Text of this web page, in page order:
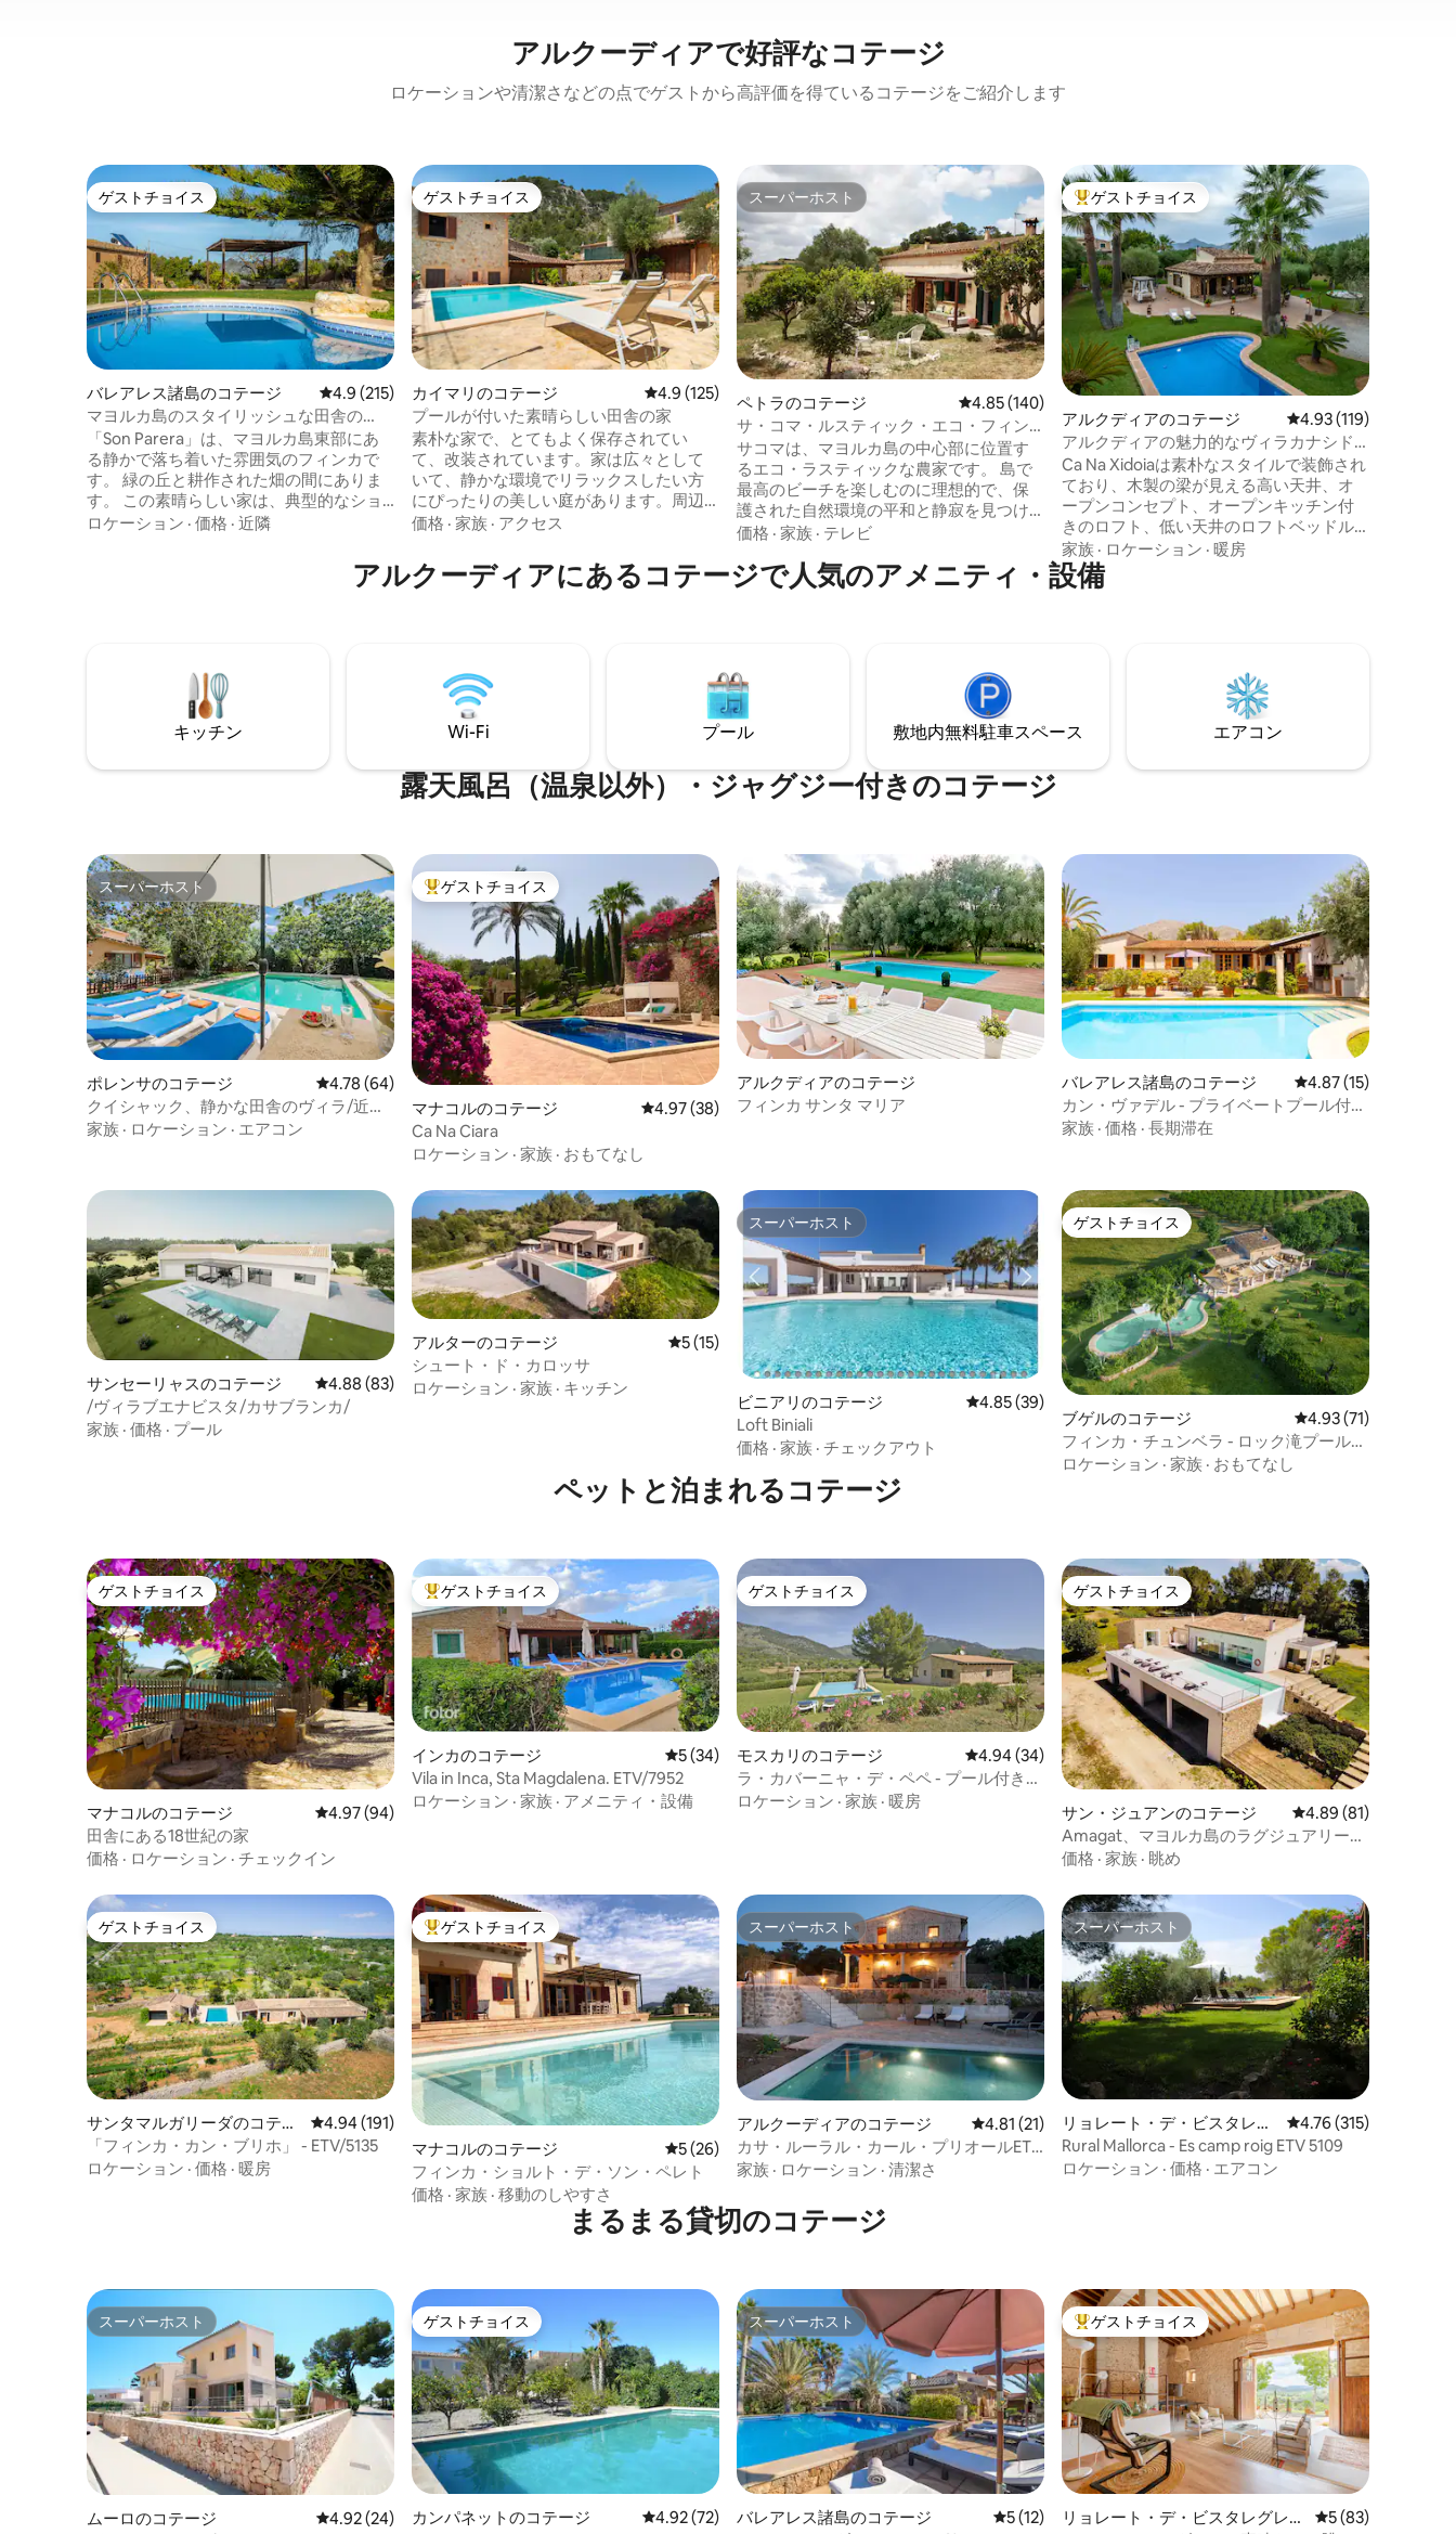
アルクーディアで好評なコテージ
ロケーションや清潔さなどの点でゲストから高評価を得ているコテージをご紹介します
ゲストチョイス
ゲストチョイス
バレアレス諸島のコテージ レビュー215件、5つ星中4.9つ星の平均評価
4.9 (215)
マヨルカ島のスタイリッシュな田舎の
家、Son Parera。
「Son Parera」は、マヨルカ島東部にあ
る静かで落ち着いた雰囲気のフィンカで
す。 緑の丘と耕作された畑の間にありま
す。 この素晴らしい家は、典型的なショ
ップ、レストラン、スーパー、医療セン
ダサル（村）から1.5 kmのところにありま
す。 サコマ、シロット、カラミヨールな
ロケーション · 価格 · 近隣
ゲストチョイス
ゲストチョイス
カイマリのコテージ レビュー125件、5つ星中4.9つ星の平均評価
4.9 (125)
プールが付いた素晴らしい田舎の家
素朴な家で、とてもよく保存されてい
て、改装されています。家は広々として
いて、静かな環境でリラックスしたい方
にぴったりの美しい庭があります。周辺
では多くのスポーツを練習できるため、
す。ソーラーパネルを設置しているので
環境に優しいです。 20分以内にビーチが
す。 .
価格 · 家族 · アクセス
スーパーホスト
スーパーホスト
ペトラのコテージ レビュー140件、5つ星中4.85つ星の平均評価
4.85 (140)
サ・コマ・ルスティック・エコ・フィン
カ
サコマは、マヨルカ島の中心部に位置す
るエコ・ラスティックな農家です。 島で
最高のビーチを楽しむのに理想的で、保
護された自然環境の平和と静寂を見つけ
ることができます。 純粋な田舎、星空の
マヨルカ島の中心部に位置する、孤立し
た素朴なエコファームです。 最高のビー
での夕食をお楽しみいただけます。
価格 · 家族 · テレビ
大好評のゲストチョイスです。
ゲストチョイス
アルクディアのコテージ レビュー119件、5つ
4.93 (119)
アルクディアの魅力的なヴィラカナシド
イア。
Ca Na Xidoiaは素朴なスタイルで装飾され
ており、木製の梁が見える高い天井、オ
ープンコンセプト、オープンキッチン付
きのロフト、低い天井のロフトベッドル
ーム、急な階段が特徴です。個性あふれ
るスタイルでありながら、素晴らしい休
暇をお楽しみいただけるように、あらゆ
家族 · ロケーション · 暖房
アルクーディアにあるコテージで人気のアメニティ・設備
キッチン Wi-Fi プール 敷地内無料駐⁠車ス⁠ペ⁠ー⁠ス エアコン
露天風呂（温泉以外）・ジャグジー付きのコテージ
スーパーホスト
スーパーホスト
ポレンサのコテージ レビュー64件、5つ星中4.78つ星の平均評価
4.78 (64)
クイシャック、静かな田舎のヴィラ/近く
にポレンサがあります
家族 · ロケーション · エアコン
大好評のゲストチョイスです。
ゲストチョイス
マナコルのコテージ レビュー38件、5つ星中4.97つ星の平均評価
4.97 (38)
Ca Na Ciara
ロケーション · 家族 · おもてなし
アルクディアのコテージ
フィンカ サンタ マリア
バレアレス諸島のコテージ レビュー15件、5つ
4.87 (15)
カン・ヴァデル - プライベートプール付き
のポレンサにあるフィンカ
家族 · 価格 · 長期滞在
サンセーリャスのコテージ レビュー83件、5つ星中4.88つ星の平均評価
4.88 (83)
/ヴィラブエナビスタ/カサブランカ/
家族 · 価格 · プール
アルターのコテージ レビュー15件、5つ星中5つ星の平均評価
5 (15)
シュート・ド・カロッサ
ロケーション · 家族 · キッチン
スーパーホスト
スーパーホスト
ビニアリのコテージ レビュー39件、5つ星中4.85つ星の平均評価
4.85 (39)
Loft Biniali
価格 · 家族 · チェックアウト
ゲストチョイス
ゲストチョイス
ブゲルのコテージ レビュー71件、5つ
4.93 (71)
フィンカ・チュンベラ - ロック滝プールの
素朴な家
ロケーション · 家族 · おもてなし
ペットと泊まれるコテージ
ゲストチョイス
ゲストチョイス
マナコルのコテージ レビュー94件、5つ星中4.97つ星の平均評価
4.97 (94)
田舎にある18世紀の家
価格 · ロケーション · チェックイン
大好評のゲストチョイスです。
ゲストチョイス
インカのコテージ レビュー34件、5つ星中5つ星の平均評価
5 (34)
Vila in Inca, Sta Magdalena. ETV/7952
ロケーション · 家族 · アメニティ・設備
ゲストチョイス
ゲストチョイス
モスカリのコテージ レビュー34件、5つ星中4.94つ星の平均評価
4.94 (34)
ラ・カバーニャ・デ・ペペ - プール付きの
居心地の良いカントリーハウス
ロケーション · 家族 · 暖房
ゲストチョイス
ゲストチョイス
サン・ジュアンのコテージ レビュー81件、5つ
4.89 (81)
Amagat、マヨルカ島のラグジュアリーブ
ティックヴィラ
価格 · 家族 · 眺め
ゲストチョイス
ゲストチョイス
サンタマルガリーダのコテー
ジ
レビュー191件、5つ星中4.94つ星の平均評価
4.94 (191)
「フィンカ・カン・ブリホ」 - ETV/5135
ロケーション · 価格 · 暖房
大好評のゲストチョイスです。
ゲストチョイス
マナコルのコテージ レビュー26件、5つ星中5つ星の平均評価
5 (26)
フィンカ・ショルト・デ・ソン・ペレト
価格 · 家族 · 移動のしやすさ
スーパーホスト
スーパーホスト
アルクーディアのコテージ レビュー21件、5つ星中4.81つ星の平均評価
4.81 (21)
カサ・ルーラル・カール・プリオールETV
3784
家族 · ロケーション · 清潔さ
スーパーホスト
スーパーホスト
リョレート・デ・ビスタレグ
レのコテージ
レビュー315件、5つ
4.76 (315)
Rural Mallorca - Es camp roig ETV 5109
ロケーション · 価格 · エアコン
まるまる貸切のコテージ
スーパーホスト
スーパーホスト
ムーロのコテージ レビュー24件、5つ星中4.92つ星の平均評価
4.92 (24)
ゲストチョイス
ゲストチョイス
カンパネットのコテージ レビュー72件、5つ星中4.92つ星の平均評価
4.92 (72)
スーパーホスト
スーパーホスト
バレアレス諸島のコテージ レビュー12件、5つ星中5つ星の平均評価
5 (12)
大好評のゲストチョイスです。
ゲストチョイス
リョレート・デ・ビスタレグレの
レビュー83件、5
5 (83)